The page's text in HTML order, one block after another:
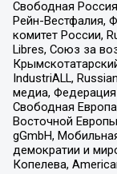
Свободная
Рейн-Вестфалия,
комитет России,
Libres, Союз за
IndustriALL,
медиа, Федерация
Свободная
Восточной
gGmbH,
демократии и
Копелева,